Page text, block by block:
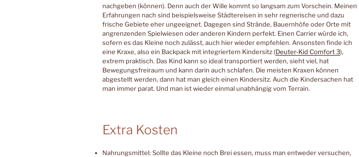
nachgeben (können). Denn auch der Wille kommt so langsam zum Vorschein. Meinen
Erfahrungen nach sind beispielsweise Städtereisen in sehr regnerische und dazu
frische Gebiete eher ungeeignet. Dagegen sind Strände, Bauernhöfe oder Orte mit
angrenzenden Spielwiesen oder anderen Kindern perfekt. Einen Carrier würde ich,
sofern es das Kleine noch zulässt, auch hier wieder empfehlen. Ansonsten finde ich
eine Kraxe, also ein Backpack mit integriertem Kindersitz (Deuter-Kid Comfort 3),
extrem praktisch. Das Kind kann so ideal transportiert werden, sieht viel, hat
Bewegungsfreiraum und kann darin auch schlafen. Die meisten Kraxen können
abgestellt werden, dann hat man gleich einen Kindersitz. Auch die Kindersachen hat
man immer parat. Und man ist wieder einmal unabhängig vom Terrain.
Extra Kosten
Nahrungsmittel: Sollte das Kleine noch Brei essen, muss man entweder versuchen,